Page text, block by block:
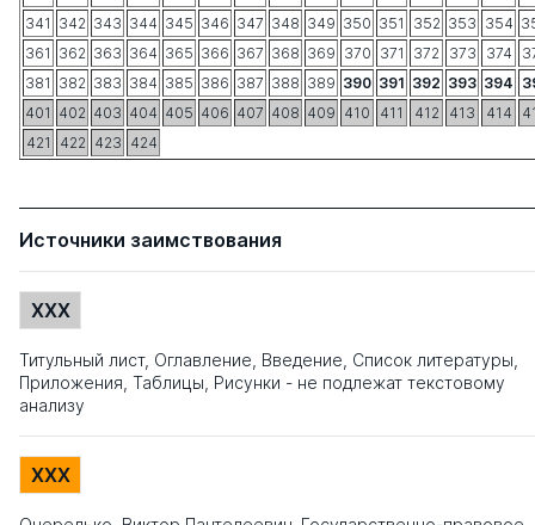
341 342 343 344 345 346 347 348 349 350 351 352 353 354
361 362 363 364 365 366 367 368 369 370 371 372 373 374
381 382 383 384 385 386 387 388 389 390 391 392 393 394
401 402 403 404 405 406 407 408 409 410 411 412 413 414
421
422 423 424
Источники заимствования
XXX
Титульный лист, Оглавление, Введение, Список литературы,
Приложения, Таблицы, Рисунки - не подлежат текстовому
анализу
XXX